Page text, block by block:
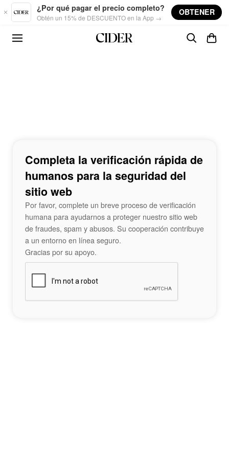
Skip to main content
¿Por qué pagar el precio completo?
Obtén un 15% de DESCUENTO en la App →
OBTENER
Completa la verificación rápida de
humanos para la seguridad del
sitio web
Por favor, complete un breve proceso de verificación
humana para ayudarnos a proteger nuestro sitio web
de fraudes, spam y abusos. Su cooperación contribuye
a un entorno en línea seguro.
Gracias por su apoyo.